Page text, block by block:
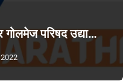
परिषद उद्या…